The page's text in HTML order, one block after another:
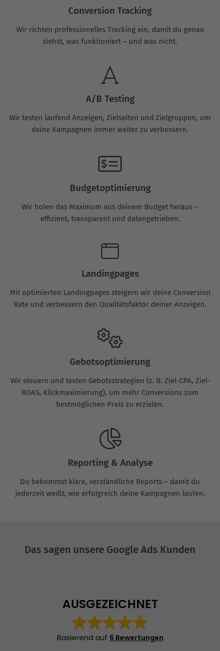
Conversion Tracking
Wir richten professionelles Tracking ein, damit du genau
siehst, was funktioniert – und was nicht.
A/B Testing
Wir testen laufend Anzeigen, Zielseiten und Zielgruppen, um
deine Kampagnen immer weiter zu verbessern.
Budgetoptimierung
Wir holen das Maximum aus deinem Budget heraus –
effizient, transparent und datengetrieben.
Landingpages
Mit optimierten Landingpages steigern wir deine Conversion
Rate und verbessern den Qualitätsfaktor deiner Anzeigen.
Gebotsoptimierung
Wir steuern und testen Gebotsstrategien (z. B. Ziel-CPA, Ziel-
ROAS, Klickmaximierung), um mehr Conversions zum
bestmöglichen Preis zu erzielen.
Reporting & Analyse
Du bekommst klare, verständliche Reports – damit du
jederzeit weißt, wie erfolgreich deine Kampagnen laufen.
Das sagen unsere Google Ads Kunden
AUSGEZEICHNET
Basierend auf 6 Bewertungen